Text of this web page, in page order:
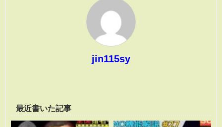
jin115sy
最近書いた記事